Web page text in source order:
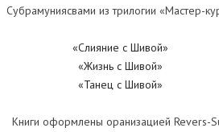
Субрамуниясвами из трилогии «Мастер-
«Слияние с Шивой»
«Жизнь с Шивой»
«Танец с Шивой»
Книги оформлены оранизацией Revers-